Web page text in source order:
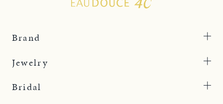
Brand
Jewelry
Bridal